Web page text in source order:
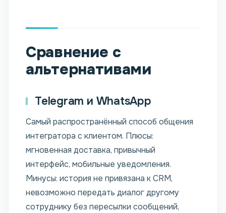
Сравнение с
альтернативами
Telegram и WhatsApp
Самый распространённый способ общения
интегратора с клиентом. Плюсы:
мгновенная доставка, привычный
интерфейс, мобильные уведомления.
Минусы: история не привязана к CRM,
невозможно передать диалог другому
сотруднику без пересылки сообщений,